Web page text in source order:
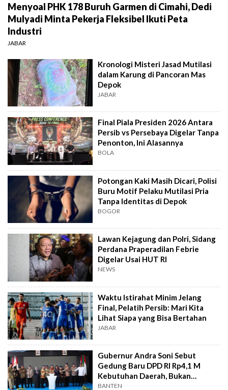
Menyoal PHK 178 Buruh Garmen di Cimahi, Dedi
Mulyadi Minta Pekerja Fleksibel Ikuti Peta
Industri
JABAR
Kronologi Misteri Jasad Mutilasi
dalam Karung di Pancoran Mas
Depok
JABAR
Final Piala Presiden 2026 Antara
Persib vs Persebaya Digelar Tanpa
Penonton, Ini Alasannya
BOLA
Potongan Kaki Masih Dicari, Polisi
Buru Motif Pelaku Mutilasi Pria
Tanpa Identitas di Depok
BOGOR
Lawan Kejagung dan Polri, Sidang
Perdana Praperadilan Febrie
Digelar Usai HUT RI
NEWS
Waktu Istirahat Minim Jelang
Final, Pelatih Persib: Mari Kita
Lihat Siapa yang Bisa Bertahan
JABAR
Gubernur Andra Soni Sebut
Gedung Baru DPD RI Rp4,1 M
Kebutuhan Daerah, Bukan
Senator
BANTEN